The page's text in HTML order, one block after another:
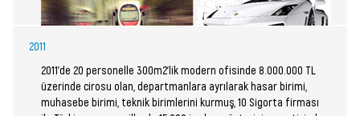
2011
2011’de 20 personelle 300m2’lik modern ofisinde 8.000.000 TL
üzerinde cirosu olan, departmanlara ayrılarak hasar birimi,
muhasebe birimi, teknik birimlerini kurmuş, 10 Sigorta firması